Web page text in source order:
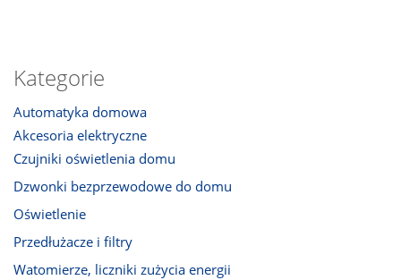
Kategorie
Automatyka domowa
Akcesoria elektryczne
Czujniki oświetlenia domu
Dzwonki bezprzewodowe do domu
Oświetlenie
Przedłużacze i filtry
Watomierze, liczniki zużycia energii